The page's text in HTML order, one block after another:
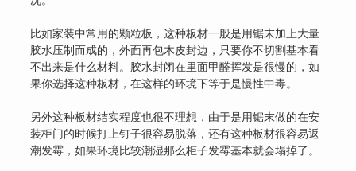
比如家装中常用的颗粒板，这种板材一般是用锯末加上大量
胶水压制而成的，外面再包木皮封边，只要你不切割基本看
不出来是什么材料。胶水封闭在里面甲醛挥发是很慢的，如
果你选择这种板材，在这样的环境下等于是慢性中毒。
另外这种板材结实程度也很不理想，由于是用锯末做的在安
装柜门的时候打上钉子很容易脱落，还有这种板材很容易返
潮发霉，如果环境比较潮湿那么柜子发霉基本就会塌掉了。